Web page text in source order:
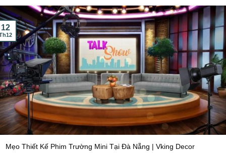
Mẹo Thiết Kế Phim Trường Mini Tại Đà Nẵng | Vking Decor
12